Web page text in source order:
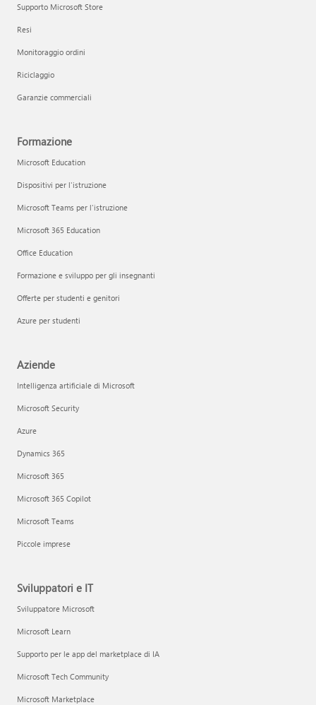
Supporto Microsoft Store
Resi
Monitoraggio ordini
Riciclaggio
Garanzie commerciali
Formazione
Microsoft Education
Dispositivi per l'istruzione
Microsoft Teams per l'istruzione
Microsoft 365 Education
Office Education
Formazione e sviluppo per gli insegnanti
Offerte per studenti e genitori
Azure per studenti
Aziende
Intelligenza artificiale di Microsoft
Microsoft Security
Azure
Dynamics 365
Microsoft 365
Microsoft 365 Copilot
Microsoft Teams
Piccole imprese
Sviluppatori e IT
Sviluppatore Microsoft
Microsoft Learn
Supporto per le app del marketplace di IA
Microsoft Tech Community
Microsoft Marketplace